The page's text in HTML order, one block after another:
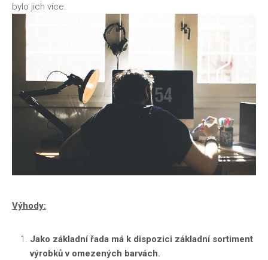
bylo jich více.
Výhody:
Jako základní řada má k dispozici základní sortiment
výrobků v omezených barvách.